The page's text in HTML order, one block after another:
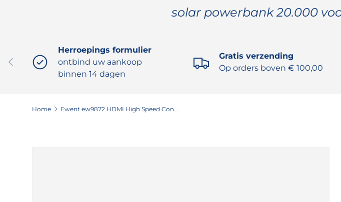
solar powerbank 20.000
VORIGE
Herroepings formulier
ontbind uw aankoop
binnen 14 dagen
Gratis verzending
Op orders boven € 100,00
Home Ewent ew9872 HDMI High Speed Connection Cable 5 Meter type 1.4 ( AC3805 )